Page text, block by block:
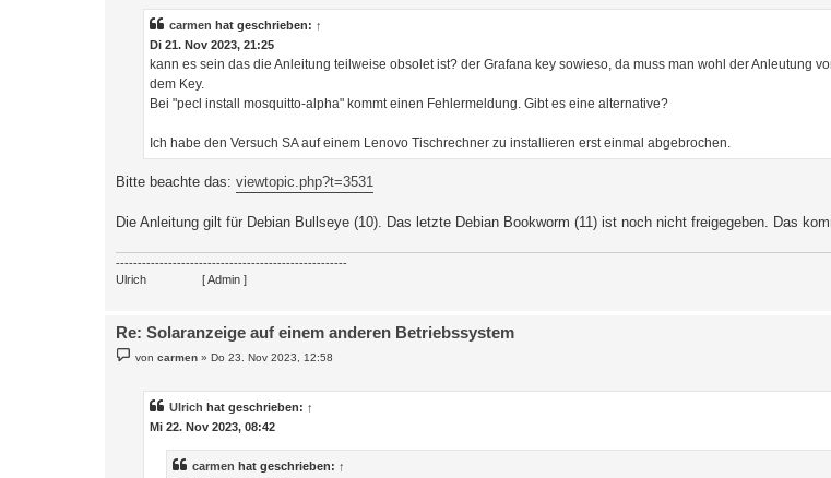
carmen hat geschrieben: ↑
Di 21. Nov 2023, 21:25
kann es sein das die Anleitung teilweise obsolet ist? der Grafana key sowieso, da muss man wohl der Anleutung
dem Key.
Bei "pecl install mosquitto-alpha" kommt einen Fehlermeldung. Gibt es eine alternative?
Ich habe den Versuch SA auf einem Lenovo Tischrechner zu installieren erst einmal abgebrochen.
Bitte beachte das: viewtopic.php?t=3531
Die Anleitung gilt für Debian Bullseye (10). Das letzte Debian Bookworm (11) ist noch nicht freigegeben. Das
-----------------------------------------------------
Ulrich
[ Admin ]
Re: Solaranzeige auf einem anderen Betriebssystem
e
voncarmen »Do 23. Nov 2023, 12:58
Ulrich hat geschrieben: ↑
Mi 22. Nov 2023, 08:42
carmen hat geschrieben: ↑